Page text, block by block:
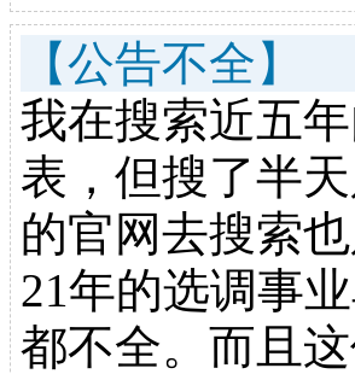
【公告不全】
我在搜索近五
表，但搜了半
的官网去搜索
21年的选调事
都不全。而且